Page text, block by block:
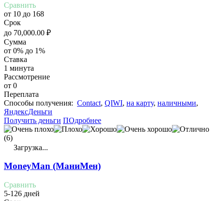
Сравнить
от 10 до 168
Срок
до 70,000.00 ₽
Сумма
от 0% до 1%
Ставка
1 минута
Рассмотрение
от 0
Переплата
Cпособы получения: Contact, QIWI, на карту, наличными,
ЯндексДеньги
Получить деньги ПОдробнее
(6)
Загрузка...
MoneyMan (МаниМен)
Сравнить
5-126 дней